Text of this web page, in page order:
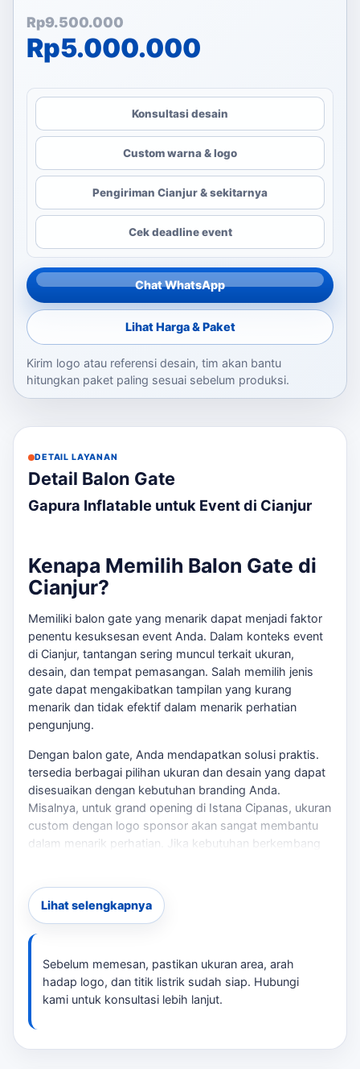
Rp9.500.000
Harga aslinya adalah:
Rp5.000.000
Harga saat ini adalah:
Konsultasi desain
Custom warna & logo
Pengiriman Cianjur & sekitarnya
Cek deadline event
Chat WhatsApp
Lihat Harga & Paket
Kirim logo atau referensi desain, tim akan bantu
hitungkan paket paling sesuai sebelum produksi.
DETAIL LAYANAN
Detail Balon Gate
Gapura Inflatable untuk Event di Cianjur
Kenapa Memilih Balon Gate di
Cianjur?
Memiliki balon gate yang menarik dapat menjadi faktor
penentu kesuksesan event Anda. Dalam konteks event
di Cianjur, tantangan sering muncul terkait ukuran,
desain, dan tempat pemasangan. Salah memilih jenis
gate dapat mengakibatkan tampilan yang kurang
menarik dan tidak efektif dalam menarik perhatian
pengunjung.
Dengan balon gate, Anda mendapatkan solusi praktis.
tersedia berbagai pilihan ukuran dan desain yang dapat
disesuaikan dengan kebutuhan branding Anda.
Misalnya, untuk grand opening di Istana Cipanas, ukuran
custom dengan logo sponsor akan sangat membantu
dalam menarik perhatian. Jika kebutuhan berkembang
promosi.
Checklist Sebelum Memesan
Ukuran area pemasangan
Arah hadap logo
Titik listrik untuk blower
Lihat selengkapnya
Sebelum memesan, pastikan ukuran area, arah
hadap logo, dan titik listrik sudah siap. Hubungi
kami untuk konsultasi lebih lanjut.